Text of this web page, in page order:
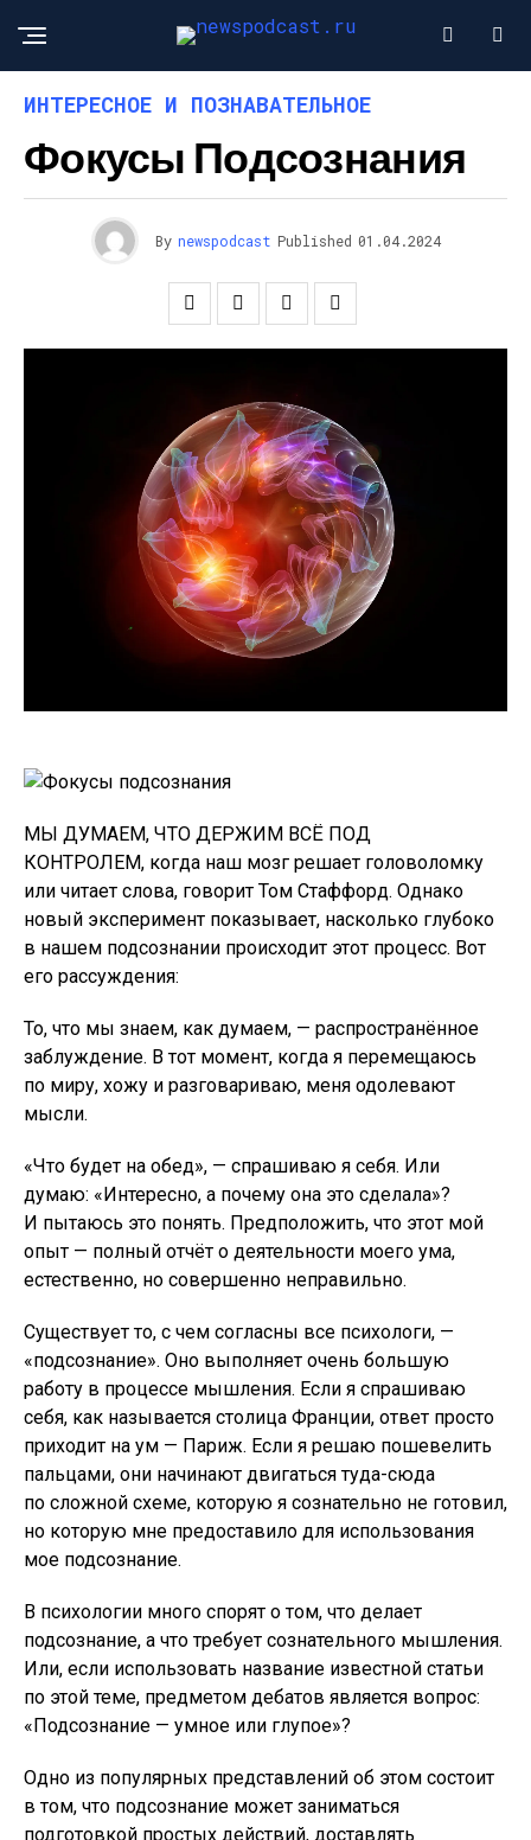
ИНТЕРЕСНОЕ И ПОЗНАВАТЕЛЬНОЕ
Фокусы Подсознания
By newspodcast Published 01.04.2024
МЫ ДУМАЕМ, ЧТО ДЕРЖИМ ВСЁ ПОД
КОНТРОЛЕМ, когда наш мозг решает головоломку
или читает слова, говорит Том Стаффорд. Однако
новый эксперимент показывает, насколько глубоко
в нашем подсознании происходит этот процесс. Вот
его рассуждения:
То, что мы знаем, как думаем, — распространённое
заблуждение. В тот момент, когда я перемещаюсь
по миру, хожу и разговариваю, меня одолевают
мысли.
«Что будет на обед», — спрашиваю я себя. Или
думаю: «Интересно, а почему она это сделала»?
И пытаюсь это понять. Предположить, что этот мой
опыт — полный отчёт о деятельности моего ума,
естественно, но совершенно неправильно.
Существует то, с чем согласны все психологи, —
«подсознание». Оно выполняет очень большую
работу в процессе мышления. Если я спрашиваю
себя, как называется столица Франции, ответ просто
приходит на ум — Париж. Если я решаю пошевелить
пальцами, они начинают двигаться туда-сюда
по сложной схеме, которую я сознательно не готовил,
но которую мне предоставило для использования
мое подсознание.
В психологии много спорят о том, что делает
подсознание, а что требует сознательного мышления.
Или, если использовать название известной статьи
по этой теме, предметом дебатов является вопрос:
«Подсознание — умное или глупое»?
Одно из популярных представлений об этом состоит
в том, что подсознание может заниматься
подготовкой простых действий, доставлять